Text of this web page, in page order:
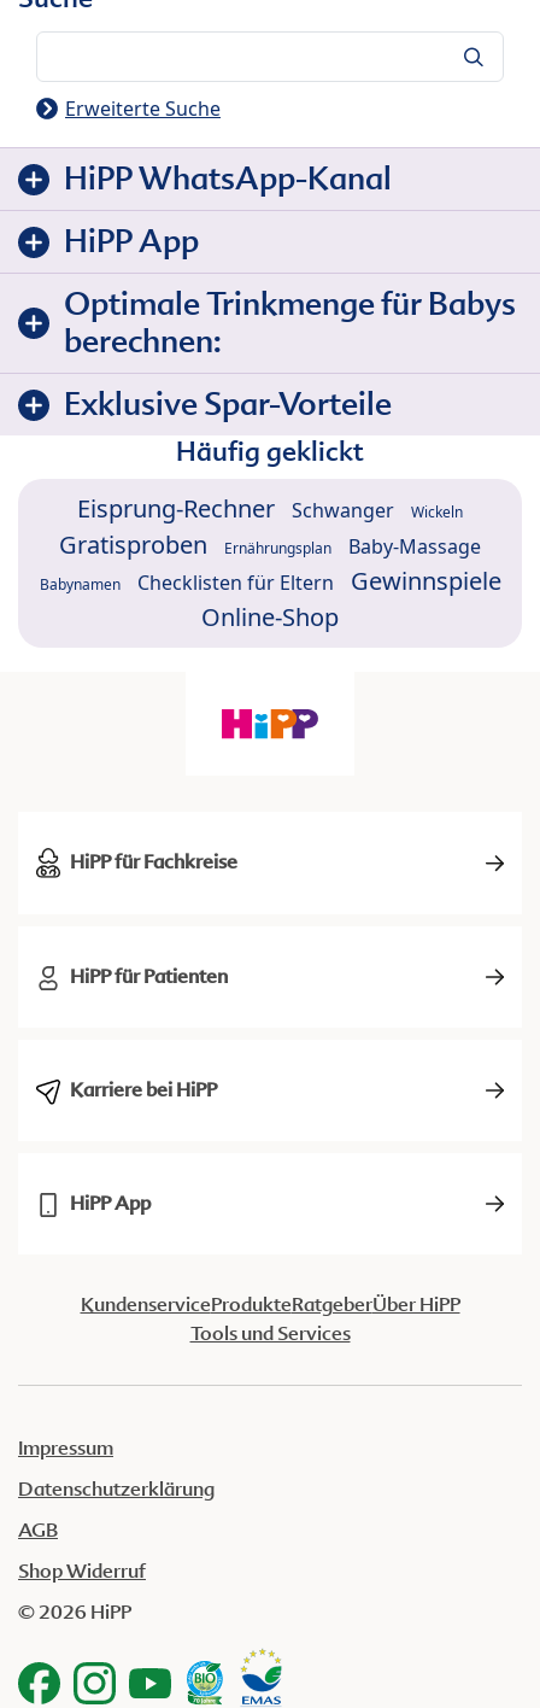
Erweiterte Suche
HiPP WhatsApp-Kanal
HiPP App
Optimale Trinkmenge für Babys
berechnen:
Exklusive Spar-Vorteile
Häufig geklickt
Eisprung-Rechner Schwanger Wickeln
Gratisproben Ernährungsplan Baby-Massage
Babynamen Checklisten für Eltern
Gewinnspiele
Online-Shop
HiPP für Fachkreise
HiPP für Patienten
Karriere bei HiPP
HiPP App
KundenserviceProdukteRatgeberÜber HiPP
Tools und Services
Impressum
Datenschutzerklärung
AGB
Shop Widerruf
© 2026 HiPP